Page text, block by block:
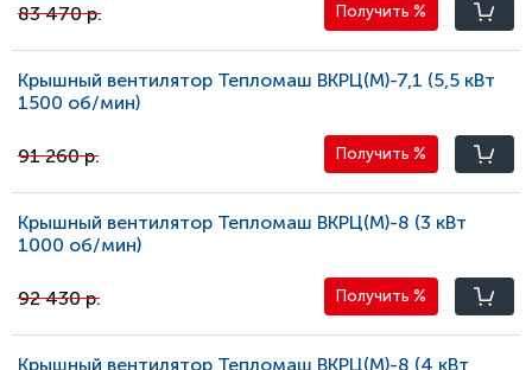
83 470 р. Получить %
Крышный вентилятор Тепломаш ВКРЦ(М)-7,1 (5,5 кВт
1500 oб/мин)
91 260 р. Получить %
Крышный вентилятор Тепломаш ВКРЦ(М)-8 (3 кВт
1000 oб/мин)
92 430 р. Получить %
Крышный вентилятор Тепломаш ВКРЦ(М)-8 (4 кВт